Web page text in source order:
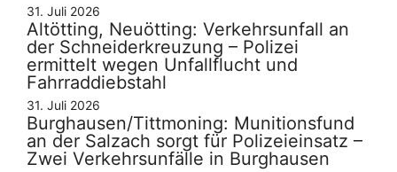
31. Juli 2026
Altötting, Neuötting: Verkehrsunfall an
der Schneiderkreuzung – Polizei
ermittelt wegen Unfallflucht und
Fahrraddiebstahl
31. Juli 2026
Burghausen/Tittmoning: Munitionsfund
an der Salzach sorgt für Polizeieinsatz –
Zwei Verkehrsunfälle in Burghausen